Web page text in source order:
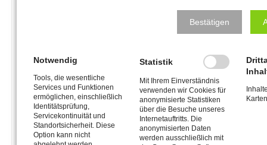
Kultur an den unterschiedlichsten Orten
unserer Stadt zu erleben. Als
freut sich derMeerbuscher
Kulturkreis, dieses besondere Projekt
zu unterstützen und damit einen Beitrag
zu einem lebendigen kulturellen Leben in
Meerbusch zu leisten.
Bestätigen
Notwendig
Tools, die wesentliche
Services und Funktionen
ermöglichen, einschließlich
Identitätsprüfung,
Servicekontinuität und
Standortsicherheit. Diese
Option kann nicht
Statistik
Mit Ihrem Einverständnis
verwenden wir Cookies für
anonymisierte Statistiken
über die Besuche unseres
Internetauftritts. Die
anonymisierten Daten
werden ausschließlich mit